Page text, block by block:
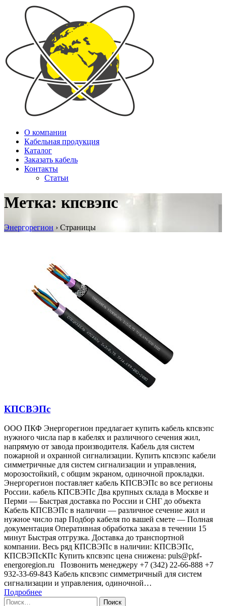
О компании
Кабельная продукция
Каталог
Заказать кабель
Контакты
Статьи
Метка: кпсвэпс
Энергорегион › Страницы
КПСВЭПс
ООО ПКФ Энергорегион предлагает купить кабель кпсвэпс
нужного числа пар в кабелях и различного сечения жил,
напрямую от завода производителя. Кабель для систем
пожарной и охранной сигнализации. Купить кпсвэпс кабели
симметричные для систем сигнализации и управления,
морозостойкий, с общим экраном, одиночной прокладки.
Энергорегион поставляет кабель КПСВЭПс во все регионы
России. кабель КПСВЭПс Два крупных склада в Москве и
Перми — Быстрая доставка по России и СНГ до объекта
Кабель КПСВЭПс в наличии — различное сечение жил и
нужное число пар Подбор кабеля по вашей смете — Полная
документация Оперативная обработка заказа в течении 15
минут Быстрая отгрузка. Доставка до транспортной
компании. Весь ряд КПСВЭПс в наличии: КПСВЭПс,
КПСВЭПсКПс Купить кпсвэпс цена снижена: puls@pkf-
energoregion.ru Позвонить менеджеру +7 (342) 22-66-888 +7
932-33-69-843 Кабель кпсвэпс симметричный для систем
сигнализации и управления, одиночной…
Подробнее
Найти: